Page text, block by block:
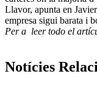
Llavor, apunta en
empresa sigui barata i
Per a leer todo el
Notícies